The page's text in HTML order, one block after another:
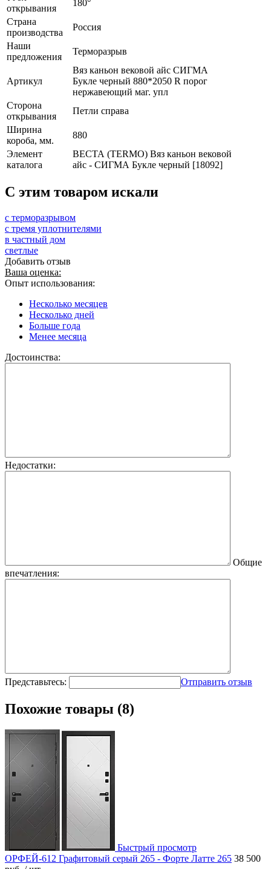
открывания
180°
Страна
производства
Россия
Наши
предложения
Терморазрыв
Артикул
Вяз каньон вековой айс СИГМА
Букле черный 880*2050 R порог
нержавеющий маг. упл
Сторона
открывания
Петли справа
Ширина
короба, мм.
880
Элемент
каталога
ВЕСТА (TERMO) Вяз каньон вековой
айс - СИГМА Букле черный [18092]
C этим товаром искали
с терморазрывом
с тремя уплотнителями
в частный дом
светлые
Добавить отзыв
Ваша оценка:
Опыт использования:
Несколько месяцев
Несколько дней
Больше года
Менее месяца
Достоинства:
Недостатки:
Общие
впечатления:
Представьтесь: Отправить отзыв
Похожие товары (8)
Быстрый просмотр
ОРФЕЙ-612 Графитовый серый 265 - Форте Латте 265 38 500